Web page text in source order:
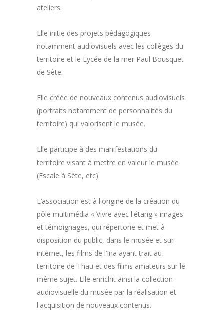
ateliers.
Elle initie des projets pédagogiques
notamment audiovisuels avec les collèges du
territoire et le Lycée de la mer Paul Bousquet
de Sète.
Elle créée de nouveaux contenus audiovisuels
(portraits notamment de personnalités du
territoire) qui valorisent le musée.
Elle participe à des manifestations du
territoire visant à mettre en valeur le musée
(Escale à Sète, etc)
L’association est à l'origine de la création du
pôle multimédia « Vivre avec l'étang » images
et témoignages, qui répertorie et met à
disposition du public, dans le musée et sur
internet, les films de l’Ina ayant trait au
territoire de Thau et des films amateurs sur le
même sujet. Elle enrichit ainsi la collection
audiovisuelle du musée par la réalisation et
l'acquisition de nouveaux contenus.